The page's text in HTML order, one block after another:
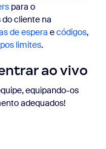
para o
cliente na
de espera ecódigos,
limites.
ao vivo
equipando-os
adequados!